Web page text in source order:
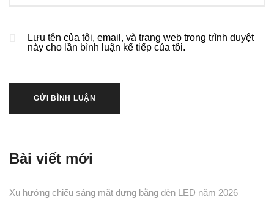
Lưu tên của tôi, email, và trang web trong trình duyệt
này cho lần bình luận kế tiếp của tôi.
Bài viết mới
Xu hướng chiếu sáng mặt dựng bằng đèn LED năm 2026